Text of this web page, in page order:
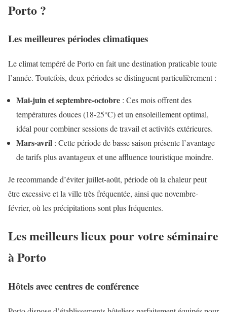
Porto ?
Les meilleures périodes climatiques
Le climat tempéré de Porto en fait une destination praticable toute
l’année. Toutefois, deux périodes se distinguent particulièrement :
Mai-juin et septembre-octobre : Ces mois offrent des
températures douces (18-25°C) et un ensoleillement optimal,
idéal pour combiner sessions de travail et activités extérieures.
Mars-avril : Cette période de basse saison présente l’avantage
de tarifs plus avantageux et une affluence touristique moindre.
Je recommande d’éviter juillet-août, période où la chaleur peut
être excessive et la ville très fréquentée, ainsi que novembre-
février, où les précipitations sont plus fréquentes.
Les meilleurs lieux pour votre séminaire
à Porto
Hôtels avec centres de conférence